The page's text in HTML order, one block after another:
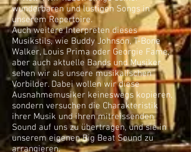
wunderbaren und lustigen Songs in
unserem Repertoire.
Auch weitere Interpreten dieses
Musikstils, wie Buddy Johnson, T-Bone
Walker, Louis Prima oder Georgie Fame,
aber auch aktuelle Bands und Musiker
sehen wir als unsere musikalischen
Vorbilder. Dabei wollen wir diese
Ausnahmemusiker keineswegs kopieren,
sondern versuchen die Charakteristik
ihrer Musik und ihren mitreissenden
Sound auf uns zu übertragen, und sie in
unserem eigenen Big Beat Sound zu
arrangieren.